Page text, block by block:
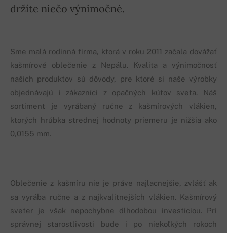
držíte niečo výnimočné.
Sme malá rodinná firma, ktorá v roku 2011 začala dovážať
kašmírové oblečenie z Nepálu. Kvalita a výnimočnosť
našich produktov sú dôvody, pre ktoré si naše výrobky
objednávajú i zákazníci z opačných kútov sveta. Náš
sortiment je vyrábaný ručne z kašmírových vlákien,
ktorých hrúbka strednej hodnoty priemeru je nižšia ako
0,0155 mm.
Oblečenie z kašmíru nie je práve najlacnejšie, zvlášť ak
sa vyrába ručne a z najkvalitnejších vlákien. Kašmírový
sveter je však nepochybne dlhodobou investíciou. Pri
správnej starostlivosti bude i po niekoľkých rokoch